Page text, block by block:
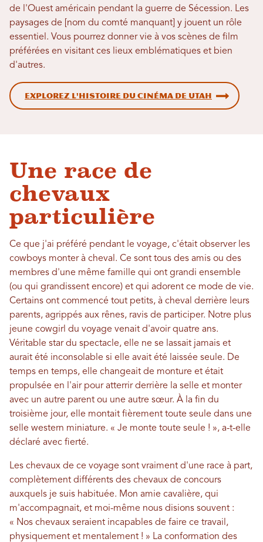
de l'Ouest américain pendant la guerre de Sécession. Les
paysages de [nom du comté manquant] y jouent un rôle
essentiel. Vous pourrez donner vie à vos scènes de film
préférées en visitant ces lieux emblématiques et bien
d'autres.
Explorez l'histoire du cinéma de Utah
Une race de
chevaux
particulière
Ce que j'ai préféré pendant le voyage, c'était observer les
cowboys monter à cheval. Ce sont tous des amis ou des
membres d'une même famille qui ont grandi ensemble
(ou qui grandissent encore) et qui adorent ce mode de vie.
Certains ont commencé tout petits, à cheval derrière leurs
parents, agrippés aux rênes, ravis de participer. Notre plus
jeune cowgirl du voyage venait d'avoir quatre ans.
Véritable star du spectacle, elle ne se lassait jamais et
aurait été inconsolable si elle avait été laissée seule. De
temps en temps, elle changeait de monture et était
propulsée en l'air pour atterrir derrière la selle et monter
avec un autre parent ou une autre sœur. À la fin du
troisième jour, elle montait fièrement toute seule dans une
selle western miniature. « Je monte toute seule ! », a-t-elle
déclaré avec fierté.
Les chevaux de ce voyage sont vraiment d'une race à part,
complètement différents des chevaux de concours
auxquels je suis habituée. Mon amie cavalière, qui
m'accompagnait, et moi-même nous disions souvent :
« Nos chevaux seraient incapables de faire ce travail,
physiquement et mentalement ! » La conformation des